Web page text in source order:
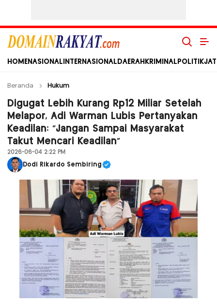
Domain Rakyat
Berita Hari Ini Terkini dan Terbaru Indonesia dan Internasional
HOME NASIONAL INTERNASIONAL DAERAH KRIMINAL POLITIK
Beranda Hukum
Digugat Lebih Kurang Rp12 Miliar Setelah
Melapor, Adi Warman Lubis Pertanyakan
Keadilan: “Jangan Sampai Masyarakat
Takut Mencari Keadilan”
2026-06-04 2:22 PM
Dodi Rikardo Sembiring